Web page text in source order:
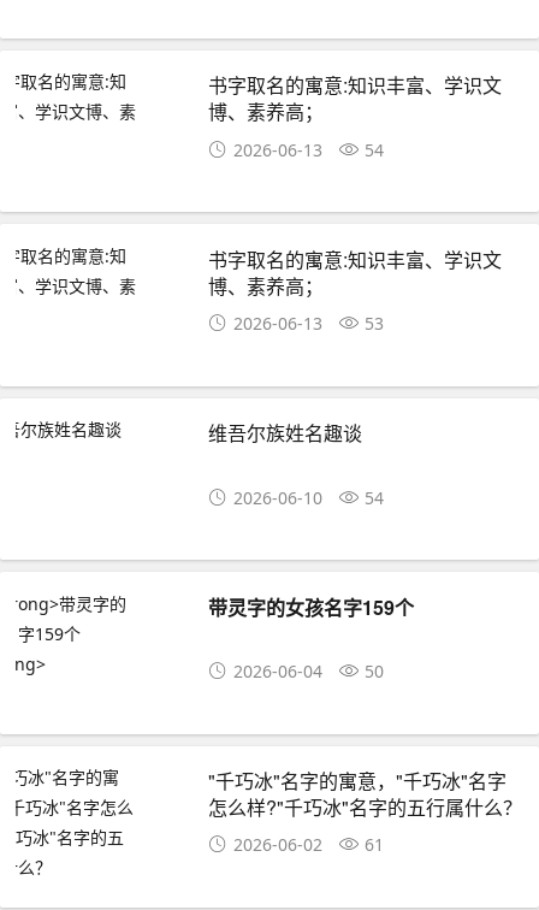
书字取名的寓意:知识丰富、学识文
博、素养高；
2026-06-13 54
书字取名的寓意:知识丰富、学识文
博、素养高；
2026-06-13 53
维吾尔族姓名趣谈
2026-06-10 54
带灵字的女孩名字159个
2026-06-04 50
"千巧冰"名字的寓意，"千巧冰"名字
怎么样?"千巧冰"名字的五行属什么？
2026-06-02 61